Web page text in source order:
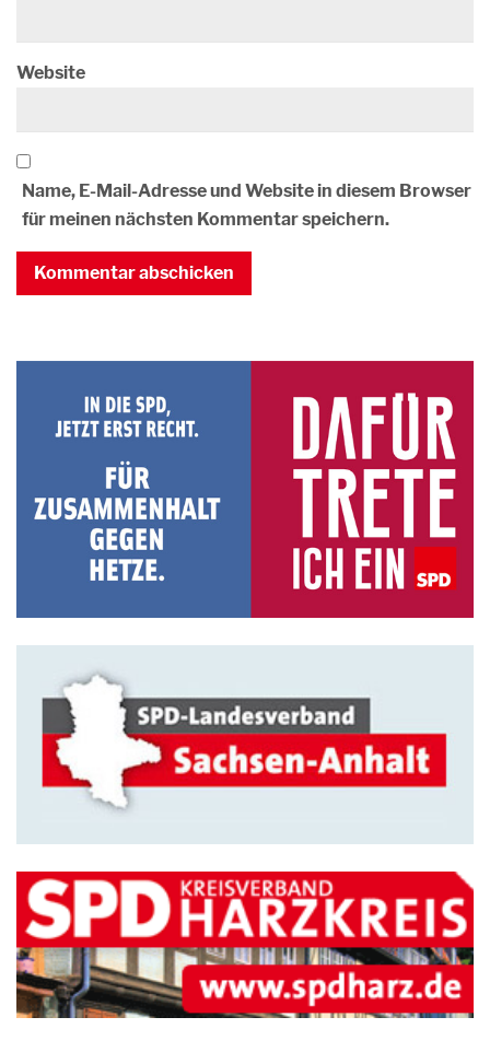
Website
Name, E-Mail-Adresse und Website in diesem Browser
für meinen nächsten Kommentar speichern.